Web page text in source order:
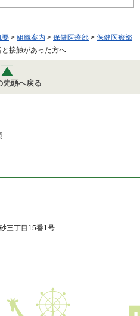
要 > 組織案内 > 保健医療部 > 保健医療部
接触があった方へ
先頭へ戻る
三丁目15番1号